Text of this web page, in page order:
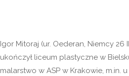
Igor Mitoraj (ur. Oederan, Niemcy 26
ukończył liceum plastyczne w
malarstwo w ASP w Krakowie, m.in.